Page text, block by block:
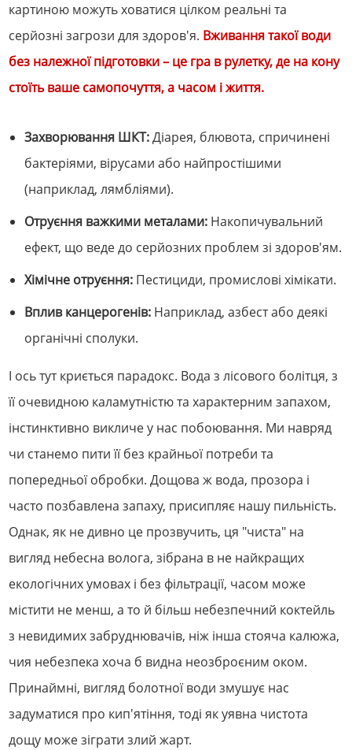
картиною можуть ховатися цілком реальні та
серйозні загрози для здоров'я. Вживання такої води
без належної підготовки – це гра в рулетку, де на кону
стоїть ваше самопочуття, а часом і життя.
Захворювання ШКТ:Діарея, блювота, спричинені
бактеріями, вірусами або найпростішими
(наприклад, лямбліями).
Отруєння важкими металами: Накопичувальний
ефект, що веде до серйозних проблем зі здоров'ям.
Хімічне отруєння: Пестициди, промислові хімікати.
Вплив канцерогенів: Наприклад, азбест або деякі
органічні сполуки.
І ось тут криється парадокс. Вода з лісового болітця, з
її очевидною каламутністю та характерним запахом,
інстинктивно викличе у нас побоювання. Ми навряд
чи станемо пити її без крайньої потреби та
попередньої обробки. Дощова ж вода, прозора і
часто позбавлена запаху, присипляє нашу пильність.
Однак, як не дивно це прозвучить, ця "чиста" на
вигляд небесна волога, зібрана в не найкращих
екологічних умовах і без фільтрації, часом може
містити не менш, а то й більш небезпечний коктейль
з невидимих забруднювачів, ніж інша стояча калюжа,
чия небезпека хоча б видна неозброєним оком.
Принаймні, вигляд болотної води змушує нас
задуматися про кип'ятіння, тоді як уявна чистота
дощу може зіграти злий жарт.